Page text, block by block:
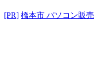
[PR] 橋本市 パソコン販